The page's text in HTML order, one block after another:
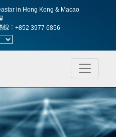
in Hong Kong & Macao
線︰+852 3977 6856